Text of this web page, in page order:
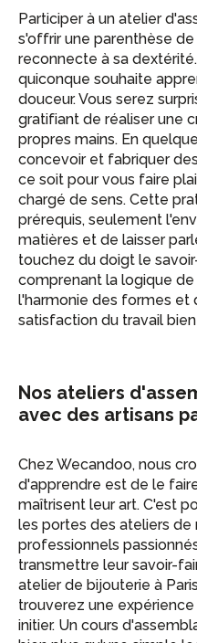
Participer à un atelier
s'offrir une parenthèse
reconnecte à sa
quiconque souhaite
douceur. Vous serez
gratifiant de réaliser une
propres mains. En
concevoir et fabriquer des
ce soit pour vous faire
chargé de sens. Cette
prérequis, seulement
matières et de laisser
touchez du doigt le
comprenant la logique
l'harmonie des formes et
satisfaction du travail
Nos ateliers
avec des artisans
Chez Wecandoo, nous
d'apprendre est de le
maîtrisent leur art. C'est
les portes des ateliers de
professionnels
transmettre leur savoir-
atelier de bijouterie à
trouverez une
initier. Un cours